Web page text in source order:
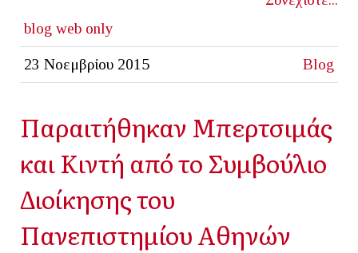
blog web only
23 Νοεμβρίου 2015 Blog
Παραιτήθηκαν Μπερτσιμάς
και Κιντή από το Συμβούλιο
Διοίκησης του
Πανεπιστημίου Αθηνών